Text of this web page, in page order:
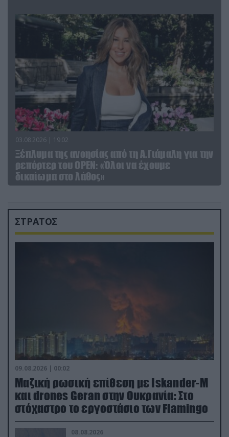
03.08.2026 | 19:02
Ξέπλυμα της ανοησίας από τη Α.Γιάμαλη για την
ρεπόρτερ του ΟΡΕΝ: «Όλοι να έχουμε
δικαίωμα στο λάθος»
ΣΤΡΑΤΟΣ
09.08.2026 | 00:02
Μαζική ρωσική επίθεση με Iskander-M
και drones Geran στην Ουκρανία: Στο
στόχαστρο το εργοστάσιο των Flamingo
08.08.2026